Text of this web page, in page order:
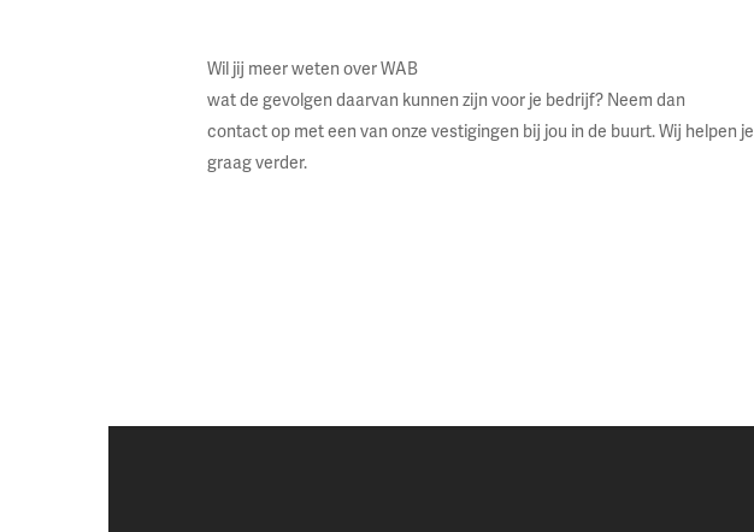
Wil jij meer weten over WAB
wat de gevolgen daarvan kunnen zijn voor je bedrijf? N­­­­eem dan
contact op met een van onze vestigingen bij jou in de buurt. Wij helpen je
graag verder.